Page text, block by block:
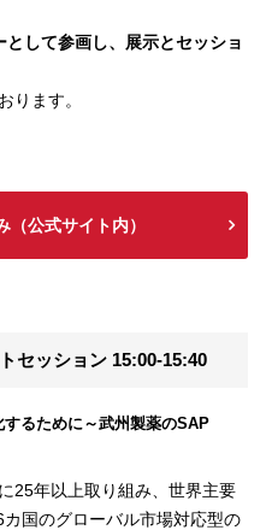
して参画し、展示とセッショ
ります。
（公式サイト内）
セッション 15:00-15:40
るために～武州製薬のSAP
25年以上取り組み、世界主要
国のグローバル市場対応型の